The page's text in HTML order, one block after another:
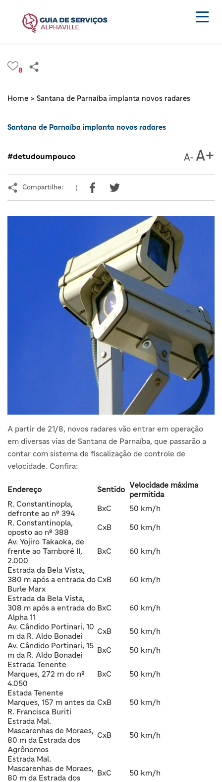
8
Home > Santana de Parnaíba implanta novos radares
Santana de Parnaíba implanta novos radares
#detudoumpouco
Compartilhe: (
A partir de 21/8, novos radares vão entrar em operação
em diversas vias de Santana de Parnaíba, que passarão a
contar com sistema de fiscalização de controle de
velocidade. Confira:
Endereço Sentido Velocidade máxima
permitida
R. Constantinopla,
defronte ao nº 394
BxC
50 km/h
R. Constantinopla,
oposto ao nº 388
CxB
50 km/h
Av. Yojiro Takaoka, de
frente ao Tamboré II,
2.000
BxC 60 km/h
Estrada da Bela Vista,
380 m após a entrada do
Burle Marx
CxB 60 km/h
Estrada da Bela Vista,
308 m após a entrada do
Alpha 11
BxC 60 km/h
Av. Cândido Portinari, 10
m da R. Aldo Bonadei
CxB
50 km/h
Av. Cândido Portinari, 15
m da R. Aldo Bonadei
BxC
50 km/h
Estrada Tenente
Marques, 272 m do nº
4.050
BxC 50 km/h
Estada Tenente
Marques, 157 m antes da
R. Francisca Buriti
CxB 50 km/h
Estrada Mal.
Mascarenhas de Moraes,
80 m da Estrada dos
Agrônomos
CxB 50 km/h
Estrada Mal.
Mascarenhas de Moraes,
80 m da Estrada dos
BxC 50 km/h